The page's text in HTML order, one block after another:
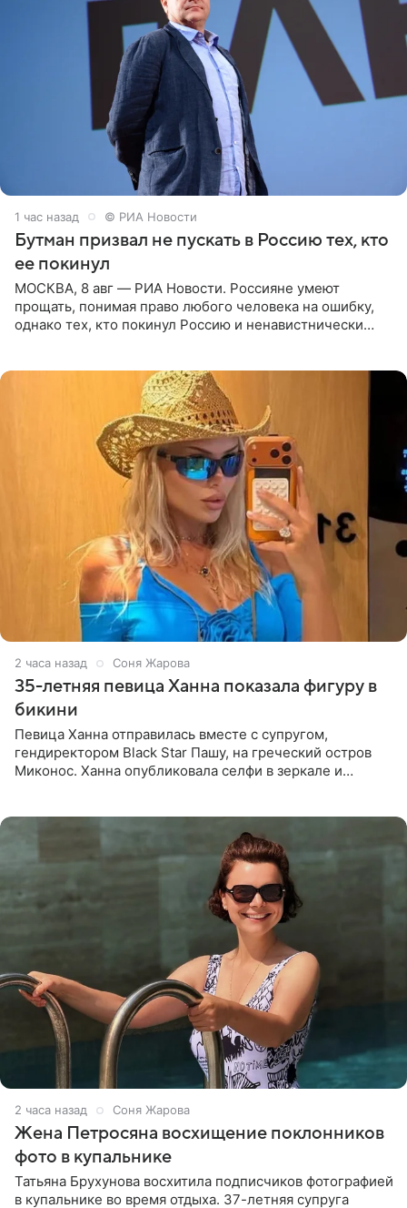
1 час назад © РИА Новости
Бутман призвал не пускать в Россию тех, кто
ее покинул
МОСКВА, 8 авг — РИА Новости. Россияне умеют
прощать, понимая право любого человека на ошибку,
однако тех, кто покинул Россию и ненавистнически
2 часа назад Соня Жарова
35-летняя певица Ханна показала фигуру в
бикини
Певица Ханна отправилась вместе с супругом,
гендиректором Black Star Пашу, на греческий остров
Миконос. Ханна опубликовала селфи в зеркале и
2 часа назад Соня Жарова
Жена Петросяна восхищение поклонников
фото в купальнике
Татьяна Брухунова восхитила подписчиков фотографией
в купальнике во время отдыха. 37-летняя супруга